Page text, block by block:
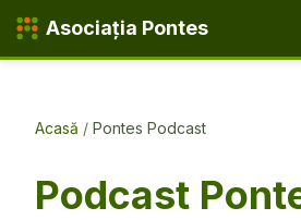
Salt la conținut
Salt la navigare
Salt la căutare
Salt la subsol
Asociația Pontes
Acasă / Pontes Podcast
Podcast